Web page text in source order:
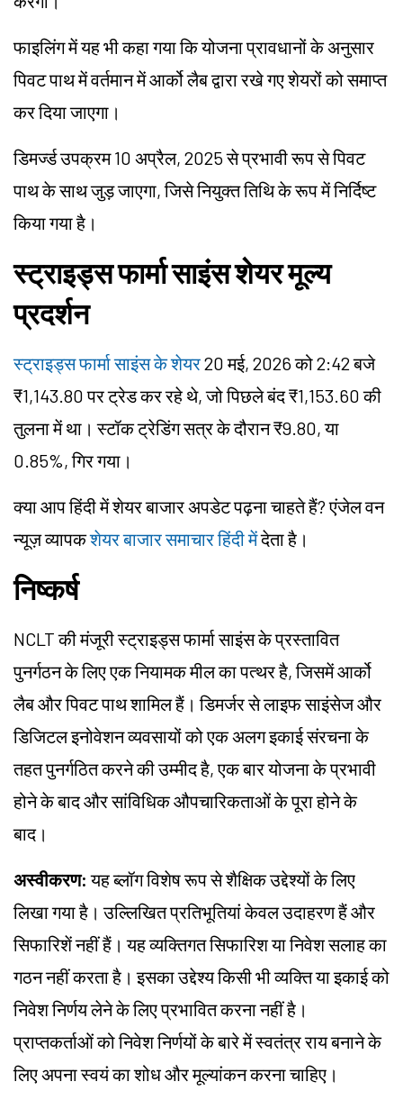
फाइलिंग में यह भी कहा गया कि योजना प्रावधानों के अनुसार
पिवट पाथ में वर्तमान में आर्को लैब द्वारा रखे गए शेयरों को समाप्त
कर दिया जाएगा।
डिमर्ज्ड उपक्रम 10 अप्रैल, 2025 से प्रभावी रूप से पिवट
पाथ के साथ जुड़ जाएगा, जिसे नियुक्त तिथि के रूप में निर्दिष्ट
किया गया है।
स्ट्राइड्स फार्मा साइंस शेयर मूल्य
प्रदर्शन
स्ट्राइड्स फार्मा साइंस के शेयर20 मई, 2026 को 2:42 बजे
₹1,143.80 पर ट्रेड कर रहे थे, जो पिछले बंद ₹1,153.60 की
तुलना में था। स्टॉक ट्रेडिंग सत्र के दौरान ₹9.80, या
0.85%, गिर गया।
क्या आप हिंदी में शेयर बाजार अपडेट पढ़ना चाहते हैं? एंजेल वन
न्यूज़ व्यापकशेयर बाजार समाचार हिंदी मेंदेता है।
निष्कर्ष
NCLT की मंजूरी स्ट्राइड्स फार्मा साइंस के प्रस्तावित
पुनर्गठन के लिए एक नियामक मील का पत्थर है, जिसमें आर्को
लैब और पिवट पाथ शामिल हैं। डिमर्जर से लाइफ साइंसेज और
डिजिटल इनोवेशन व्यवसायों को एक अलग इकाई संरचना के
तहत पुनर्गठित करने की उम्मीद है, एक बार योजना के प्रभावी
होने के बाद और सांविधिक औपचारिकताओं के पूरा होने के
बाद।
अस्वीकरण:यह ब्लॉग विशेष रूप से शैक्षिक उद्देश्यों के लिए
लिखा गया है। उल्लिखित प्रतिभूतियां केवल उदाहरण हैं और
सिफारिशें नहीं हैं। यह व्यक्तिगत सिफारिश या निवेश सलाह का
गठन नहीं करता है। इसका उद्देश्य किसी भी व्यक्ति या इकाई को
निवेश निर्णय लेने के लिए प्रभावित करना नहीं है।
प्राप्तकर्ताओं को निवेश निर्णयों के बारे में स्वतंत्र राय बनाने के
लिए अपना स्वयं का शोध और मूल्यांकन करना चाहिए।